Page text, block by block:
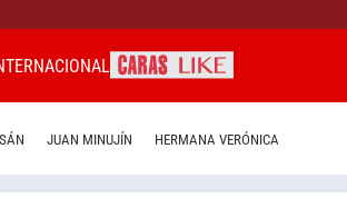
JUAN MINUJÍN HERMANA VERÓNICA